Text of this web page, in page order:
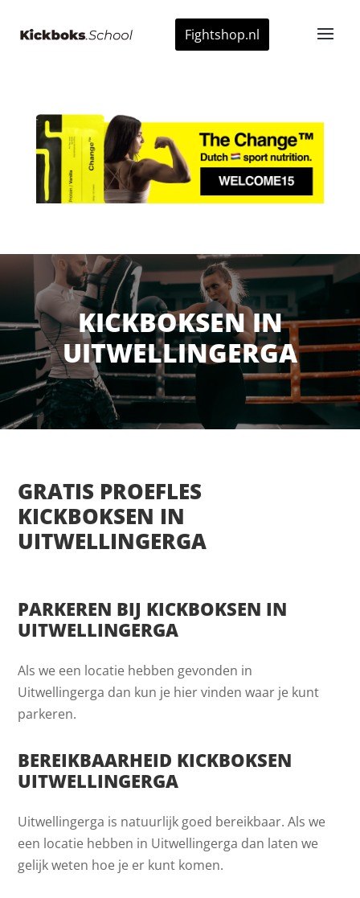
Fightshop.nl
KICKBOKSEN IN
UITWELLINGERGA
GRATIS PROEFLES
KICKBOKSEN IN
UITWELLINGERGA
PARKEREN BIJ KICKBOKSEN IN
UITWELLINGERGA
Als we een locatie hebben gevonden in
Uitwellingerga dan kun je hier vinden waar je kunt
parkeren.
BEREIKBAARHEID KICKBOKSEN
UITWELLINGERGA
Uitwellingerga is natuurlijk goed bereikbaar. Als we
een locatie hebben in Uitwellingerga dan laten we
gelijk weten hoe je er kunt komen.